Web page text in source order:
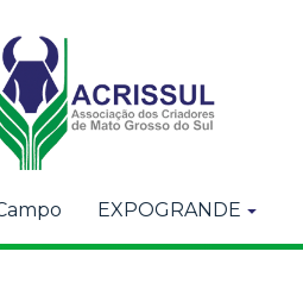
EXPOGRANDE